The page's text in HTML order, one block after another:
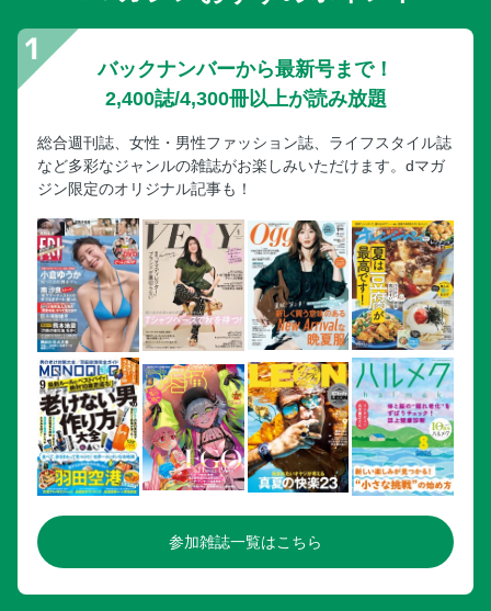
バックナンバーから最新号まで！
2,400誌/4,300冊以上が読み放題
総合週刊誌、女性・男性ファッション誌、ライフスタイル誌
など多彩なジャンルの雑誌がお楽しみいただけます。dマガ
ジン限定のオリジナル記事も！
参加雑誌一覧はこちら